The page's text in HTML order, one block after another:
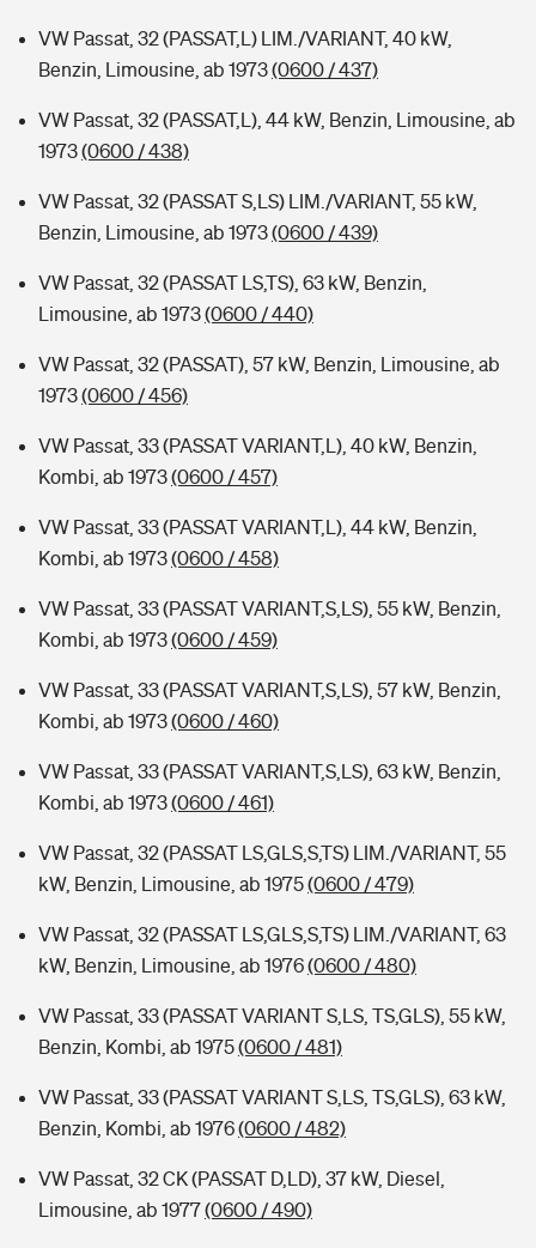
Tools
Kinderunfall-Check: Mehr Sicherheit für deine Kids
Sie haben Fragen?
VW Passat, 32 (PASSAT,L) LIM./VARIANT, 40 kW,
Benzin, Limousine, ab 1973(0600 / 437)
VW Passat, 32 (PASSAT,L), 44 kW, Benzin, Limousine, ab
1973(0600 / 438)
VW Passat, 32 (PASSAT S,LS) LIM./VARIANT, 55 kW,
Benzin, Limousine, ab 1973(0600 / 439)
VW Passat, 32 (PASSAT LS,TS), 63 kW, Benzin,
Limousine, ab 1973(0600 / 440)
VW Passat, 32 (PASSAT), 57 kW, Benzin, Limousine, ab
1973(0600 / 456)
VW Passat, 33 (PASSAT VARIANT,L), 40 kW, Benzin,
Kombi, ab 1973(0600 / 457)
VW Passat, 33 (PASSAT VARIANT,L), 44 kW, Benzin,
Kombi, ab 1973(0600 / 458)
VW Passat, 33 (PASSAT VARIANT,S,LS), 55 kW, Benzin,
Kombi, ab 1973(0600 / 459)
VW Passat, 33 (PASSAT VARIANT,S,LS), 57 kW, Benzin,
Kombi, ab 1973(0600 / 460)
VW Passat, 33 (PASSAT VARIANT,S,LS), 63 kW, Benzin,
Kombi, ab 1973(0600 / 461)
VW Passat, 32 (PASSAT LS,GLS,S,TS) LIM./VARIANT, 55
kW, Benzin, Limousine, ab 1975(0600 / 479)
VW Passat, 32 (PASSAT LS,GLS,S,TS) LIM./VARIANT, 63
kW, Benzin, Limousine, ab 1976(0600 / 480)
VW Passat, 33 (PASSAT VARIANT S,LS, TS,GLS), 55 kW,
Benzin, Kombi, ab 1975(0600 / 481)
VW Passat, 33 (PASSAT VARIANT S,LS, TS,GLS), 63 kW,
Benzin, Kombi, ab 1976(0600 / 482)
VW Passat, 32 CK (PASSAT D,LD), 37 kW, Diesel,
Limousine, ab 1977(0600 / 490)